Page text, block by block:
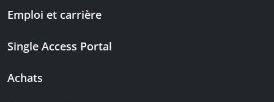
Emploi et carrière
Single Access Portal
Achats